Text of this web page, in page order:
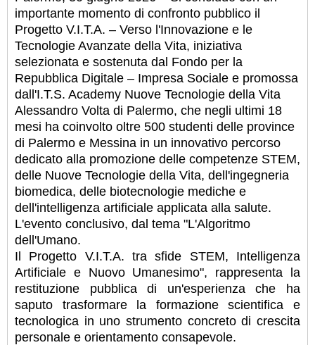
importante momento di confronto pubblico il
Progetto V.I.T.A. – Verso l'Innovazione e le
Tecnologie Avanzate della Vita, iniziativa
selezionata e sostenuta dal Fondo per la
Repubblica Digitale – Impresa Sociale e promossa
dall'I.T.S. Academy Nuove Tecnologie della Vita
Alessandro Volta di Palermo, che negli ultimi 18
mesi ha coinvolto oltre 500 studenti delle province
di Palermo e Messina in un innovativo percorso
dedicato alla promozione delle competenze STEM,
delle Nuove Tecnologie della Vita, dell'ingegneria
biomedica, delle biotecnologie mediche e
dell'intelligenza artificiale applicata alla salute.
L'evento conclusivo, dal tema "L'Algoritmo
dell'Umano.
Il Progetto V.I.T.A. tra sfide STEM, Intelligenza
Artificiale e Nuovo Umanesimo", rappresenta la
restituzione pubblica di un'esperienza che ha
saputo trasformare la formazione scientifica e
tecnologica in uno strumento concreto di crescita
personale e orientamento consapevole.